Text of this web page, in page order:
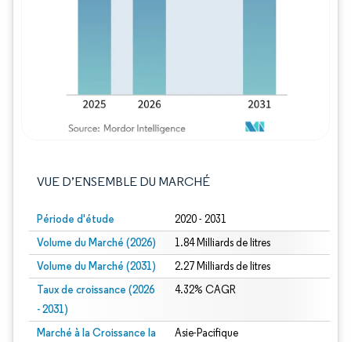
VUE D’ENSEMBLE DU MARCHÉ
Période d'étude 2020 - 2031
Volume du Marché (2026) 1.84 Milliards de litres
Volume du Marché (2031) 2.27 Milliards de litres
Taux de croissance (2026
- 2031)
4.32% CAGR
Marché à la Croissance la
Asie-Pacifique